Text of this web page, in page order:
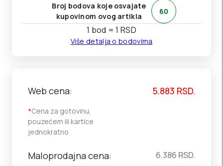
Broj bodova koje osvajate
kupovinom ovog artikla
60
1 bod = 1 RSD
Više detalja o bodovima
Web cena:
*Cena za gotovinu,
pouzećem ili kartice
jednokratno
5.883 RSD.
Maloprodajna cena: 6.386 RSD.